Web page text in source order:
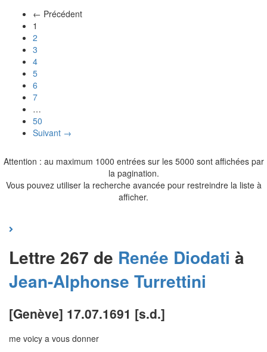
← Précédent
1
2
3
4
5
6
7
…
50
Suivant →
Attention : au maximum 1000 entrées sur les 5000 sont affichées par
la pagination.
Vous pouvez utiliser la recherche avancée pour restreindre la liste à
afficher.
Lettre 267 de Renée Diodati à
Jean-Alphonse Turrettini
[Genève] 17.07.1691 [s.d.]
me voicy a vous donner